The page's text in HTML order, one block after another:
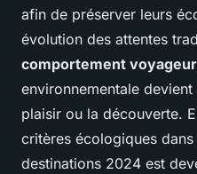
afin de préserver leurs
évolution des attentes
comportement voyageur
environnementale
plaisir ou la découverte.
critères écologiques
destinations 2024 est